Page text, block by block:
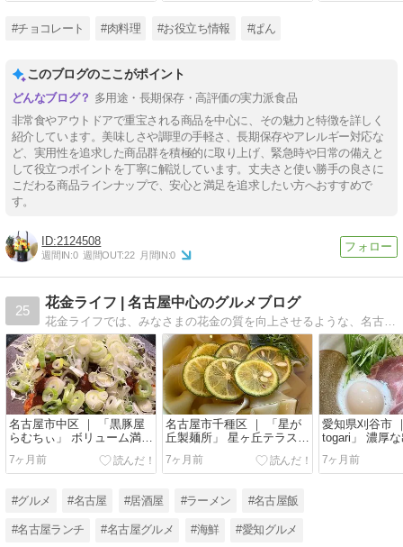
#チョコレート #肉料理 #お役立ち情報 #ぱん
このブログのここがポイント
多用途・長期保存・高評価の実力派食品
非常食やアウトドアで重宝される商品を中心に、その魅力と特徴を詳しく
紹介しています。美味しさや調理の手軽さ、長期保存やアレルギー対応な
ど、実用性を追求した商品群を積極的に取り上げ、緊急時や日常の備えと
して役立つポイントを丁寧に解説しています。丈夫さと使い勝手の良さに
こだわる商品ラインナップで、安心と満足を追求したい方へおすすめで
す。
2124508
週間IN:0 週間OUT:22 月間IN:0
25
花金ライフ | 名古屋中心のグルメブログ
花金ライフでは、みなさまの花金の質を向上させるような、名古屋の居酒屋やラーメン屋の情報発信をしています！
名古屋市中区 ｜ 「黒豚屋
らむちぃ」 ボリューム満
点！ネギまみれの絶品味噌
かつ！
7ヶ月前
名古屋市千種区 ｜ 「星が
丘製麺所」 星ヶ丘テラスで
いただくおしゃれなきしめ
ん！
7ヶ月前
愛知県刈谷市
togari」 濃厚
る鶏白湯ラー
7ヶ月前
#グルメ #名古屋 #居酒屋 #ラーメン #名古屋飯
#名古屋ランチ #名古屋グルメ #海鮮 #愛知グルメ